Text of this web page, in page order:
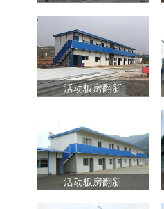
活动板房翻新
活动板房翻新